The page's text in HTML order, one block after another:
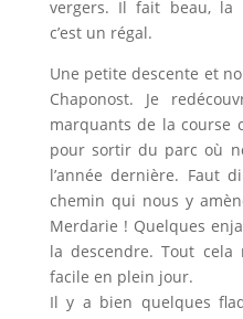
vergers. Il fait beau, la
c’est un régal.
Une petite descente et
Chaponost. Je
marquants de la course
pour sortir du parc où
l’année dernière. Faut
chemin qui nous y
Merdarie ! Quelques
la descendre. Tout
facile en plein jour.
Il y a bien quelques